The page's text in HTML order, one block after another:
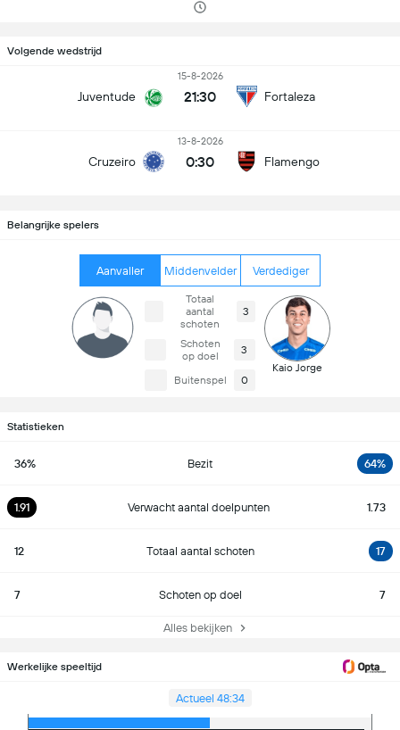
Volgende wedstrijd
Juventude
15-8-2026
21:30 Fortaleza
Cruzeiro
13-8-2026
0:30 Flamengo
Belangrijke spelers
Aanvaller Middenvelder Verdediger
Totaal
aantal
schoten
3
Schoten
op doel
3
Buitenspel 0
Kaio Jorge
Statistieken
36% Bezit 64%
1.91 Verwacht aantal doelpunten 1.73
12 Totaal aantal schoten 17
7 Schoten op doel 7
Alles bekijken
Werkelijke speeltijd
Actueel 48:34